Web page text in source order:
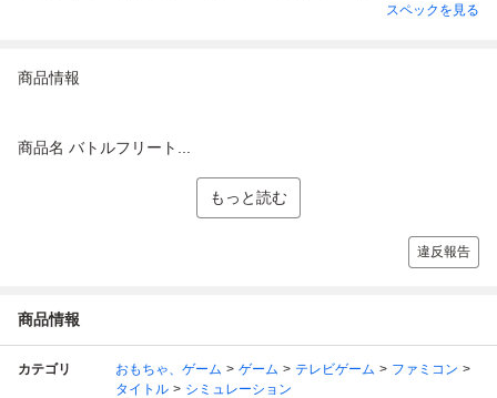
スペックを見る
商品情報
商品名 バトルフリート...
もっと読む
違反報告
商品情報
カテゴリ おもちゃ、ゲーム ゲーム テレビゲーム
ファミコン
タイトル
シミュレーション